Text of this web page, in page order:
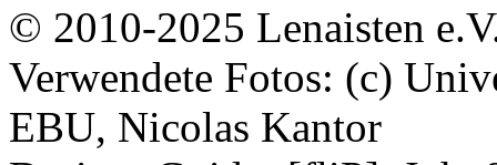
© 2010-2025 Lenaisten
Verwendete Fotos: (c)
EBU, Nicolas Kantor